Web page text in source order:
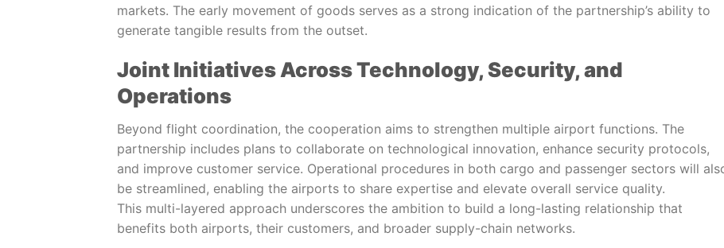
markets. The early movement of goods serves as a strong indication of the partnership’s ability to
generate tangible results from the outset.
Joint Initiatives Across Technology, Security, and
Operations
Beyond flight coordination, the cooperation aims to strengthen multiple airport functions. The
partnership includes plans to collaborate on technological innovation, enhance security protocols,
and improve customer service. Operational procedures in both cargo and passenger sectors will
be streamlined, enabling the airports to share expertise and elevate overall service quality.
This multi-layered approach underscores the ambition to build a long-lasting relationship that
benefits both airports, their customers, and broader supply-chain networks.